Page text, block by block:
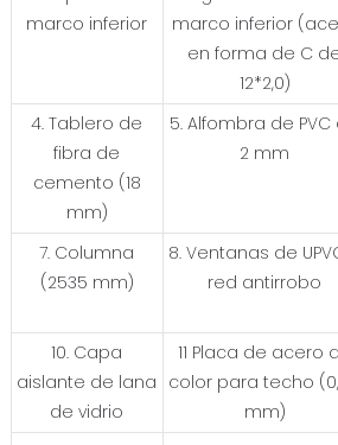
marco inferior
marco inferior
en forma de C
12*2,0)
4. Tablero de
fibra de
cemento (18
mm)
5. Alfombra de PVC
2 mm
7. Columna
(2535 mm)
8. Ventanas de
red antirrobo
10. Capa
aislante de lana
de vidrio
11 Placa de acero
color para techo
mm)